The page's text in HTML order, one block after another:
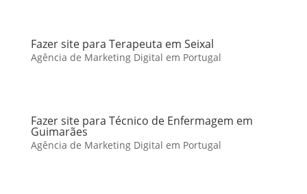
Fazer site para Terapeuta em Seixal
Agência de Marketing Digital em Portugal
Fazer site para Técnico de Enfermagem em
Guimarães
Agência de Marketing Digital em Portugal